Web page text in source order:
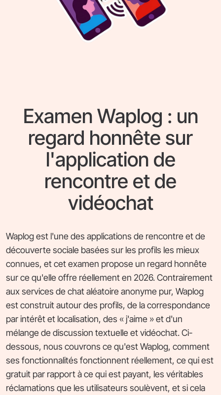
Examen Waplog : un
regard honnête sur
l'application de
rencontre et de
vidéochat
Waplog est l'une des applications de rencontre et de
découverte sociale basées sur les profils les mieux
connues, et cet examen propose un regard honnête
sur ce qu'elle offre réellement en 2026. Contrairement
aux services de chat aléatoire anonyme pur, Waplog
est construit autour des profils, de la correspondance
par intérêt et localisation, des « j'aime » et d'un
mélange de discussion textuelle et vidéochat. Ci-
dessous, nous couvrons ce qu'est Waplog, comment
ses fonctionnalités fonctionnent réellement, ce qui est
gratuit par rapport à ce qui est payant, les véritables
réclamations que les utilisateurs soulèvent, et si cela